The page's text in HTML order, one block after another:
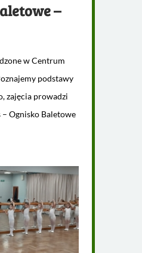
–
w Centrum
podstawy
zajęcia prowadzi
Ognisko Baletowe